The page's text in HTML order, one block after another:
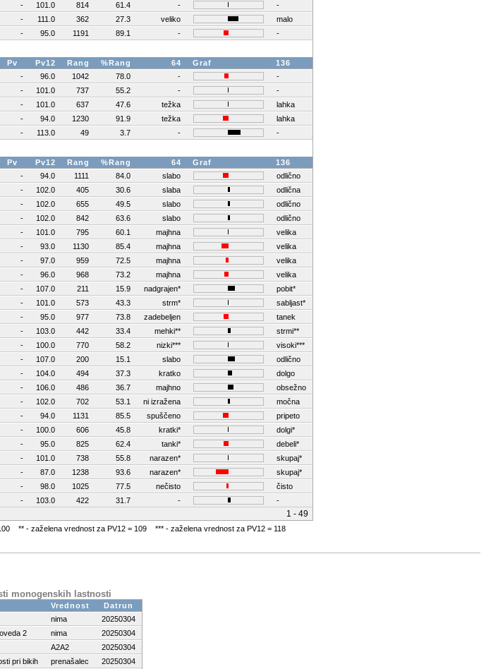
- 101.0 814 61.4 -
-
- 111.0 362 27.3 veliko
malo
- 95.0 1191 89.1 - -
Pv Pv12 Rang %Rang 64 Graf
136
- 96.0 1042 78.0 -
-
- 101.0 737 55.2 -
-
- 101.0 637 47.6 težka
lahka
- 94.0 1230 91.9 težka
lahka
- 113.0 49 3.7 - -
Pv Pv12 Rang %Rang 64 Graf
136
- 94.0 1111 84.0 slabo
odlično
- 102.0 405 30.6 slaba
odlična
- 102.0 655 49.5 slabo
odlično
- 102.0 842 63.6 slabo
odlično
- 101.0 795 60.1 majhna
velika
- 93.0 1130 85.4 majhna
velika
- 97.0 959 72.5 majhna
velika
- 96.0 968 73.2 majhna
velika
- 107.0 211 15.9 nadgrajen*
pobit*
- 101.0 573 43.3 strm*
sabljast*
- 95.0 977 73.8 zadebeljen
tanek
- 103.0 442 33.4 mehki**
strmi**
- 100.0 770 58.2 nizki***
visoki***
- 107.0 200 15.1 slabo
odlično
- 104.0 494 37.3 kratko
dolgo
- 106.0 486 36.7 majhno
obsežno
- 102.0 702 53.1 ni izražena
močna
- 94.0 1131 85.5 spuščeno
pripeto
- 100.0 606 45.8 kratki*
dolgi*
- 95.0 825 62.4 tanki*
debeli*
- 101.0 738 55.8 narazen*
skupaj*
- 87.0 1238 93.6 narazen*
skupaj*
- 98.0 1025 77.5 nečisto
čisto
- 103.0 422 31.7 - -
1 - 49
** - zaželena vrednost za PV12 = 109 *** - zaželena vrednost za PV12 = 118
monogenskih lastnosti
Vrednost
Datrun
nima
20250304
2 nima
20250304
A2A2
20250304
pri bikih prenašalec 20250304